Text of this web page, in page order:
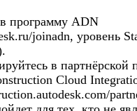
программу ADN
joinadn, уровень
в партнёрской
Cloud